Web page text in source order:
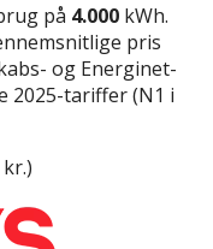
på 4.000 kWh.
pris
og Energinet-
2025-tariffer (N1 i